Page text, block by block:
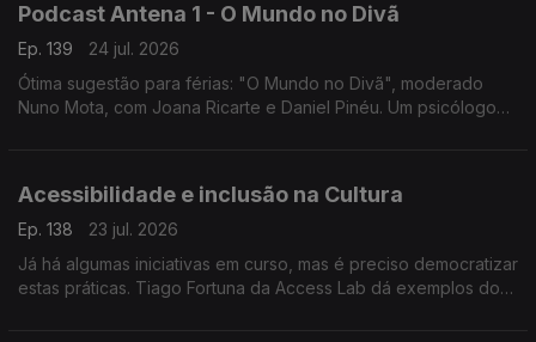
Podcast Antena 1 - O Mundo no Divã
Ep. 139
24 jul. 2026
Ótima sugestão para férias: "O Mundo no Divã", moderado
Nuno Mota, com Joana Ricarte e Daniel Pinéu. Um psicólogo
Acessibilidade e inclusão na Cultura
Ep. 138
23 jul. 2026
Já há algumas iniciativas em curso, mas é preciso democratizar
estas práticas. Tiago Fortuna da Access Lab dá exemplos do